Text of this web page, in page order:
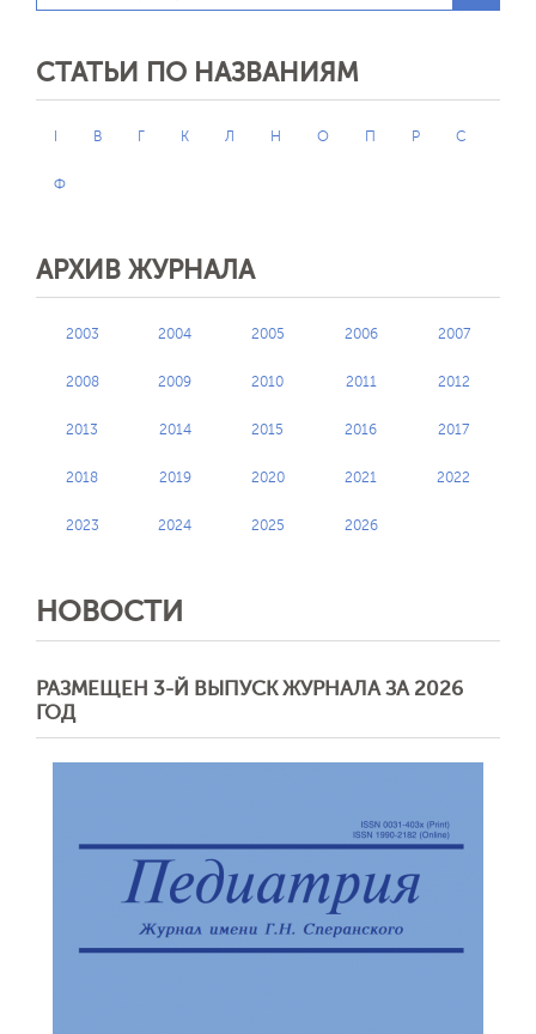
СТАТЬИ ПО НАЗВАНИЯМ
В Г К Л Н О П Р С
Ф
АРХИВ ЖУРНАЛА
2003 2004 2005 2006 2007
2008 2009 2010 2011 2012
2013 2014 2015 2016 2017
2018 2019 2020 2021 2022
2023 2024 2025 2026
НОВОСТИ
РАЗМЕЩЕН 3-Й ВЫПУСК ЖУРНАЛА ЗА 2026
ГОД